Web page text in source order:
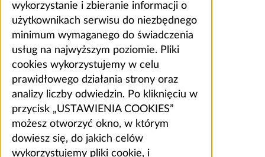
wykorzystanie i zbieranie informacji o
użytkownikach serwisu do niezbędnego
minimum wymaganego do świadczenia
usług na najwyższym poziomie. Pliki
cookies wykorzystujemy w celu
prawidłowego działania strony oraz
analizy liczby odwiedzin. Po kliknięciu w
przycisk „USTAWIENIA COOKIES”
możesz otworzyć okno, w którym
dowiesz się, do jakich celów
wykorzystujemy pliki cookie, i